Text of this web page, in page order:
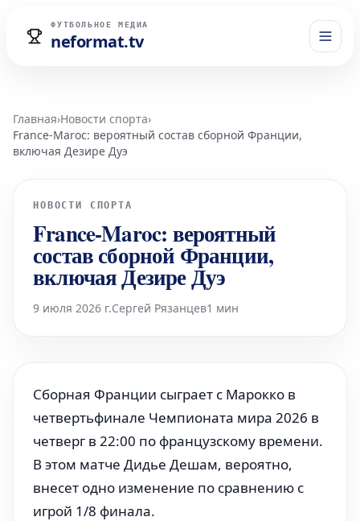
ФУТБОЛЬНОЕ МЕДИА
neformat.tv
Главная›Новости спорта›
France-Maroc: вероятный состав сборной Франции,
включая Дезире Дуэ
НОВОСТИ СПОРТА
France-Maroc: вероятный
состав сборной Франции,
включая Дезире Дуэ
9 июля 2026 г.Сергей Рязанцев1 мин
Сборная Франции сыграет с Марокко в
четвертьфинале Чемпионата мира 2026 в
четверг в 22:00 по французскому времени.
В этом матче Дидье Дешам, вероятно,
внесет одно изменение по сравнению с
игрой 1/8 финала.